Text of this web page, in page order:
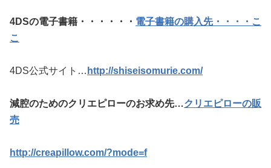
4DSの電子書籍・・・・・・ 電子書籍の購入先・・・・こ
こ
4DS公式サイト… http://shiseisomurie.com/
減腔のためのクリエピローのお求め先…クリエピローの販
売
http://creapillow.com/?mode=f